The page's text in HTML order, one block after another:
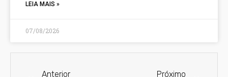
LEIA MAIS »
07/08/2026
Anterior Próximo